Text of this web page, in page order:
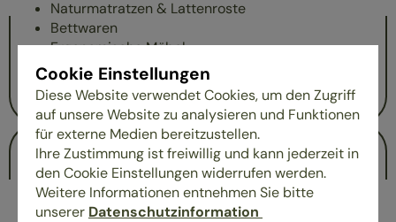
Naturmatratzen & Lattenroste
Bettwaren
Ergonomische Möbel
Homeoffice-Lösungen
Kinder- & Jugendmöbel
02.
SERVICE
Cookie Einstellungen
Diese Website verwendet Cookies, um den Zugriff
auf unsere Website zu analysieren und Funktionen
für externe Medien bereitzustellen.
Ihre Zustimmung ist freiwillig und kann jederzeit in
den Cookie Einstellungen widerrufen werden.
Weitere Informationen entnehmen Sie bitte
unserer Datenschutzinformation